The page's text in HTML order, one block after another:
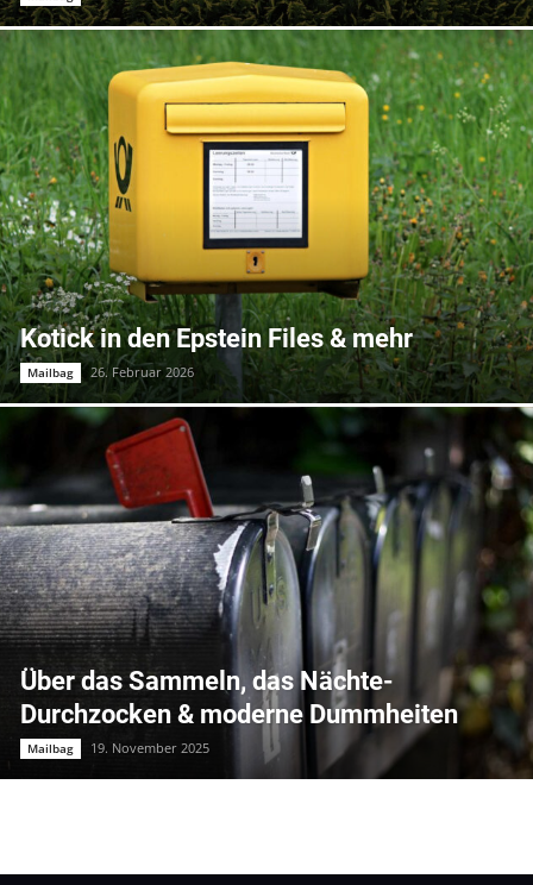
Kotick in den Epstein Files & mehr
Mailbag 26. Februar 2026
Über das Sammeln, das Nächte-
Durchzocken & moderne Dummheiten
Mailbag 19. November 2025